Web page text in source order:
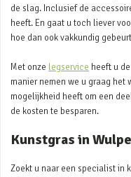
de slag. Inclusief de
heeft. En gaat u toch liever
hoe dan ook vakkundig
Met onze legservice heeft u
manier nemen we u graag het
mogelijkheid heeft om een
de kosten te besparen.
Kunstgras in
Zoekt u naar een specialist in